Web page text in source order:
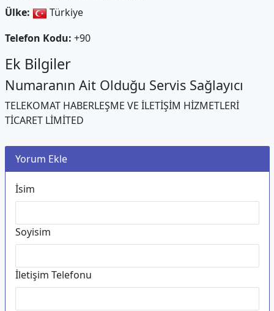
Ülke:
Türkiye
Telefon Kodu: +90
Ek Bilgiler
Numaranın Ait Olduğu Servis Sağlayıcı
TELEKOMAT HABERLEŞME VE İLETİŞİM HİZMETLERİ
TİCARET LİMİTED
Yorum Ekle
İsim
Soyisim
İletişim Telefonu